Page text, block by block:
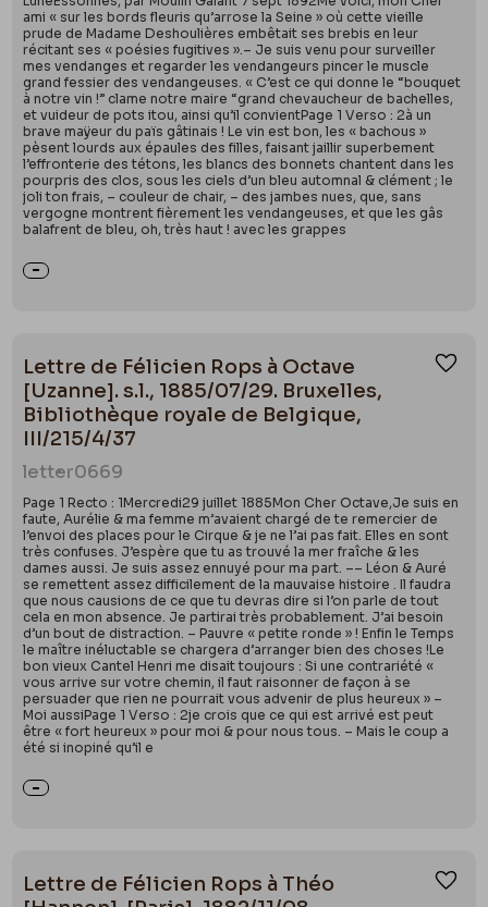
ami « sur les bords fleuris qu’arrose la Seine » où cette vieille
prude de Madame Deshoulières embêtait ses brebis en leur
récitant ses « poésies fugitives ».– Je suis venu pour surveiller
mes vendanges et regarder les vendangeurs pincer le muscle
grand fessier des vendangeuses. « C’est ce qui donne le “bouquet
à notre vin !” clame notre maire “grand chevaucheur de bachelles,
et vuideur de pots itou, ainsi qu’il convientPage 1 Verso : 2à un
brave maÿeur du païs gâtinais ! Le vin est bon, les « bachous »
pèsent lourds aux épaules des filles, faisant jaillir superbement
l’effronterie des tétons, les blancs des bonnets chantent dans les
pourpris des clos, sous les ciels d’un bleu automnal & clément ; le
joli ton frais, – couleur de chair, – des jambes nues, que, sans
vergogne montrent fièrement les vendangeuses, et que les gâs
balafrent de bleu, oh, très haut ! avec les grappes
Lettre de Félicien Rops à Octave
[Uzanne]. s.l., 1885/07/29. Bruxelles,
Bibliothèque royale de Belgique,
III/215/4/37
letter0669
Page 1 Recto : 1Mercredi29 juillet 1885Mon Cher Octave,Je suis en
faute, Aurélie & ma femme m’avaient chargé de te remercier de
l’envoi des places pour le Cirque & je ne l’ai pas fait. Elles en sont
très confuses. J’espère que tu as trouvé la mer fraîche & les
dames aussi. Je suis assez ennuyé pour ma part. –– Léon & Auré
se remettent assez difficilement de la mauvaise histoire . Il faudra
que nous causions de ce que tu devras dire si l’on parle de tout
cela en mon absence. Je partirai très probablement. J’ai besoin
d’un bout de distraction. – Pauvre « petite ronde » ! Enfin le Temps
le maître inéluctable se chargera d’arranger bien des choses !Le
bon vieux Cantel Henri me disait toujours : Si une contrariété «
vous arrive sur votre chemin, il faut raisonner de façon à se
persuader que rien ne pourrait vous advenir de plus heureux » –
Moi aussiPage 1 Verso : 2je crois que ce qui est arrivé est peut
être « fort heureux » pour moi & pour nous tous. – Mais le coup a
été si inopiné qu’il e
Lettre de Félicien Rops à Théo